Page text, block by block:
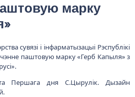
марку
сувязі і інфарматызацыі Рэспублікі
паштовую марку «Герб Капыля» з
Першага дня С.Цырулік. Дызайн